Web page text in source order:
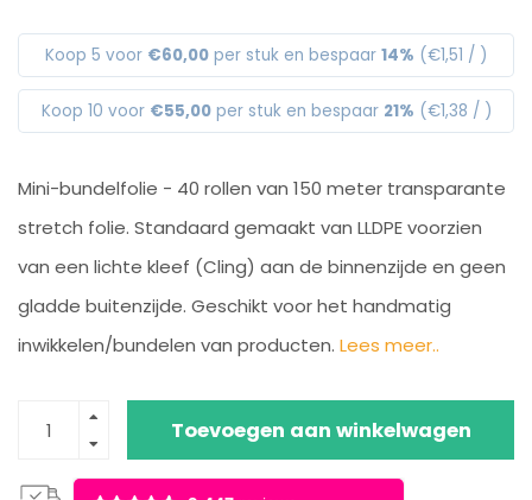
Koop 5 voor €60,00 per stuk en bespaar 14% (€1,51 / )
Koop 10 voor €55,00per stuk en bespaar 21% (€1,38 / )
Mini-bundelfolie - 40 rollen van 150 meter transparante
stretch folie. Standaard gemaakt van LLDPE voorzien
van een lichte kleef (Cling) aan de binnenzijde en geen
gladde buitenzijde. Geschikt voor het handmatig
inwikkelen/bundelen van producten. Lees meer..
Toevoegen aan winkelwagen